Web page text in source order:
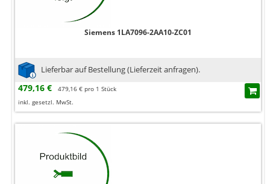
Siemens 1LA7096-2AA10-ZC01
Lieferbar auf Bestellung (Lieferzeit anfragen).
479,16 €
479,16 € pro 1 Stück
inkl. gesetzl. MwSt.